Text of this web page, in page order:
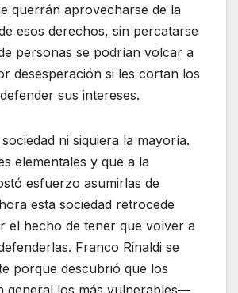
querrán aprovecharse de la
esos derechos, sin percatarse
personas se podrían volcar a
desesperación si les cortan los
sus intereses.
ni siquiera la mayoría.
elementales y que a la
esfuerzo asumirlas de
esta sociedad retrocede
el hecho de tener que volver a
Franco Rinaldi se
porque descubrió que los
general los más vulnerables—